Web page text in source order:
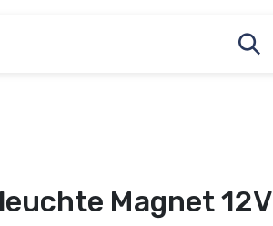
Magnet 12V